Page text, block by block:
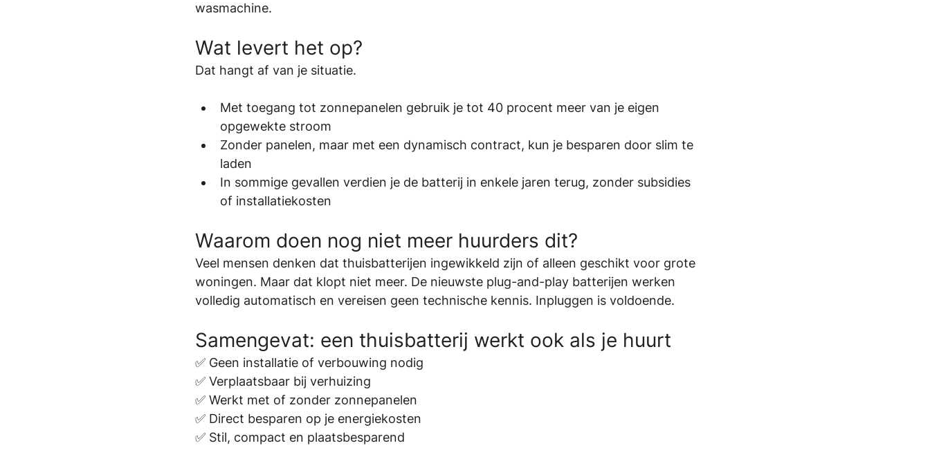
wasmachine.
Wat levert het op?
Dat hangt af van je situatie.
Met toegang tot zonnepanelen gebruik je tot 40 procent meer van je eigen
opgewekte stroom
Zonder panelen, maar met een dynamisch contract, kun je besparen door slim te
laden
In sommige gevallen verdien je de batterij in enkele jaren terug, zonder subsidies
of installatiekosten
Waarom doen nog niet meer huurders dit?
Veel mensen denken dat thuisbatterijen ingewikkeld zijn of alleen geschikt voor grote
woningen. Maar dat klopt niet meer. De nieuwste plug-and-play batterijen werken
volledig automatisch en vereisen geen technische kennis. Inpluggen is voldoende.
Samengevat: een thuisbatterij werkt ook als je huurt
✅ Geen installatie of verbouwing nodig
✅ Verplaatsbaar bij verhuizing
✅ Werkt met of zonder zonnepanelen
✅ Direct besparen op je energiekosten
✅ Stil, compact en plaatsbesparend